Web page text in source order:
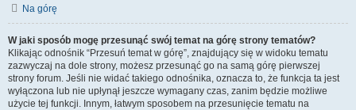
Na górę
W jaki sposób mogę przesunąć swój temat na górę strony tematów?
Klikając odnośnik “Przesuń temat w górę”, znajdujący się w widoku tematu
zazwyczaj na dole strony, możesz przesunąć go na samą górę pierwszej
strony forum. Jeśli nie widać takiego odnośnika, oznacza to, że funkcja ta jest
wyłączona lub nie upłynął jeszcze wymagany czas, zanim będzie możliwe
użycie tej funkcji. Innym, łatwym sposobem na przesunięcie tematu na